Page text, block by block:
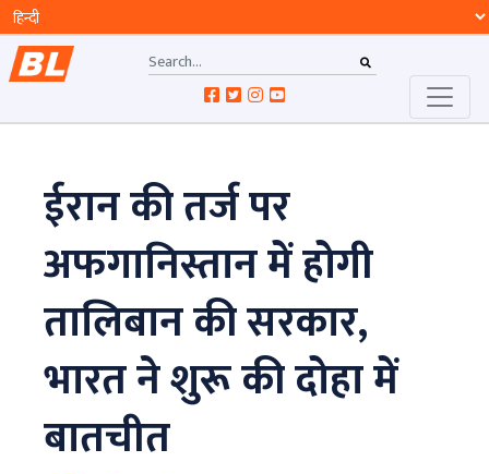
ईरान की तर्ज पर
अफगानिस्तान में होगी
तालिबान की सरकार,
भारत ने शुरू की दोहा में
बातचीत